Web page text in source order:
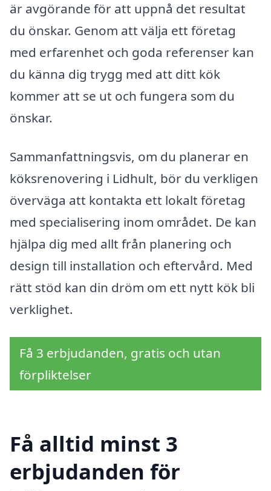
är avgörande för att uppnå det resultat
du önskar. Genom att välja ett företag
med erfarenhet och goda referenser kan
du känna dig trygg med att ditt kök
kommer att se ut och fungera som du
önskar.
Sammanfattningsvis, om du planerar en
köksrenovering i Lidhult, bör du verkligen
överväga att kontakta ett lokalt företag
med specialisering inom området. De kan
hjälpa dig med allt från planering och
design till installation och eftervård. Med
rätt stöd kan din dröm om ett nytt kök bli
verklighet.
Få 3 erbjudanden, gratis och utan
förpliktelser
Få alltid minst 3
erbjudanden för